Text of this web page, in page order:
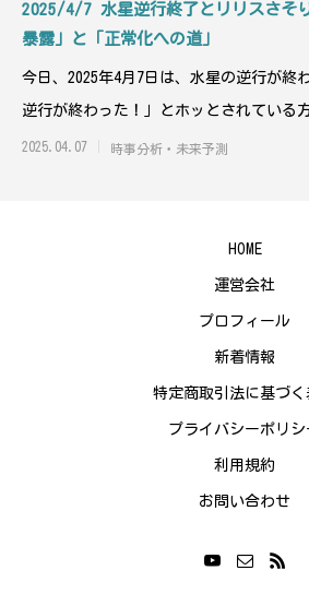
2025/4/7 水星逆行終了とリリスさそ
暴露」と「正常化への道」
今日、2025年4月7日は、水星の逆行が終
逆行が終わった！」とホッとされている
ね。でも実
2025.04.07 時事分析・未来予測
HOME
運営会社
プロフィール
新着情報
特定商取引法に基づく
プライバシーポリシ
利用規約
お問い合わせ